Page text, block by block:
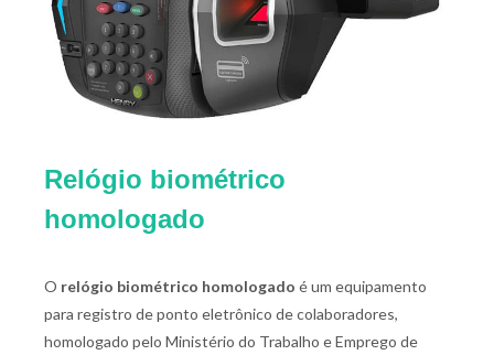
Relógio biométrico
homologado
O relógio biométrico homologado é um equipamento
para registro de ponto eletrônico de colaboradores,
homologado pelo Ministério do Trabalho e Emprego de